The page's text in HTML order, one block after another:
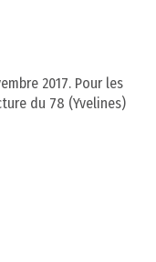
2017. Pour les
du 78 (Yvelines)